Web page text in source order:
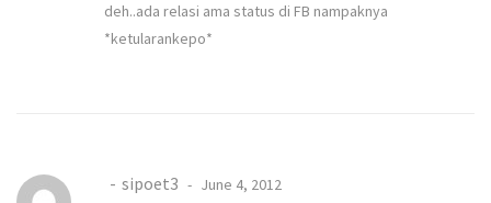
deh..ada relasi ama status di FB nampaknya
*ketularankepo*
sipoet3
June 4, 2012